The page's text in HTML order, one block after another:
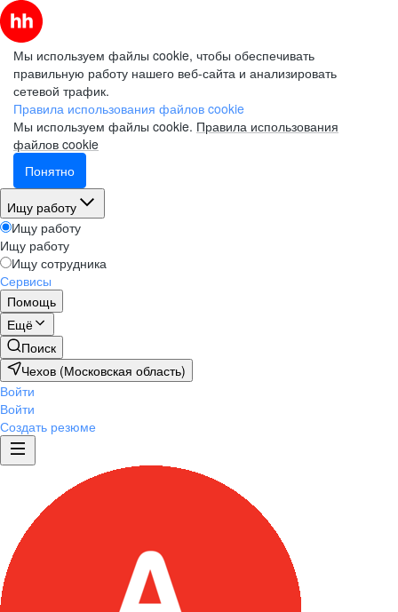
Мы используем файлы cookie, чтобы обеспечивать
правильную работу нашего веб-сайта и анализировать
сетевой трафик.
Правила использования файлов cookie
Мы используем файлы cookie. Правила использования
файлов cookie
Понятно
Ищу работу
Ищу работу
Ищу работу
Ищу сотрудника
Сервисы
Помощь
Ещё
Поиск
Чехов (Московская область)
Войти
Войти
Создать резюме